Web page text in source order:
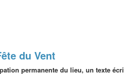
du Vent
permanente du lieu, un texte